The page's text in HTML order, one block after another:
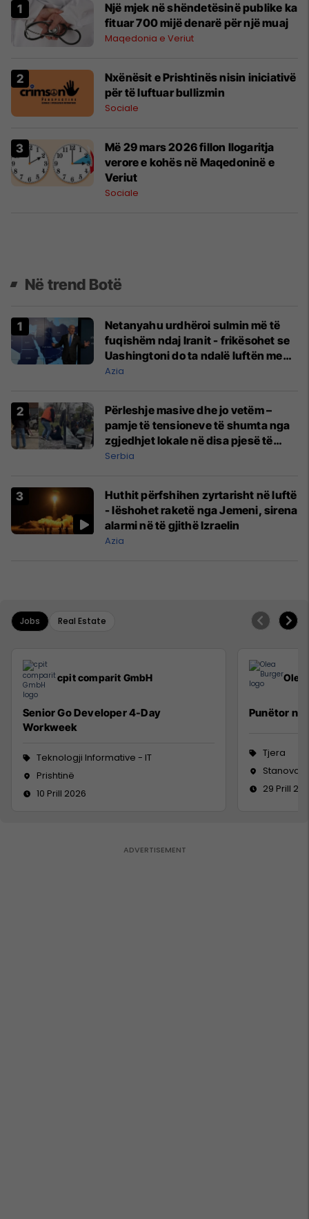
Një mjek në shëndetësinë publike ka
fituar 700 mijë denarë për një muaj
Maqedonia e Veriut
Nxënësit e Prishtinës nisin iniciativë
për të luftuar bullizmin
Sociale
Më 29 mars 2026 fillon llogaritja
verore e kohës në Maqedoninë e
Veriut
Sociale
Në trend Botë
Netanyahu urdhëroi sulmin më të
fuqishëm ndaj Iranit - frikësohet se
Uashingtoni do ta ndalë luftën me
Teheranin
Azia
Përleshje masive dhe jo vetëm –
pamje të tensioneve të shumta nga
zgjedhjet lokale në disa pjesë të
Serbisë
Serbia
Huthit përfshihen zyrtarisht në luftë
- lëshohet raketë nga Jemeni, sirena
alarmi në të gjithë Izraelin
Azia
Jobs Real Estate
cpit comparit GmbH
Senior Go Developer 4-Day
Workweek
Teknologji Informative - IT
Prishtinë
10 Prill 2026
Olea
Punëtor në
Tjera
Stanovc,
29 Prill